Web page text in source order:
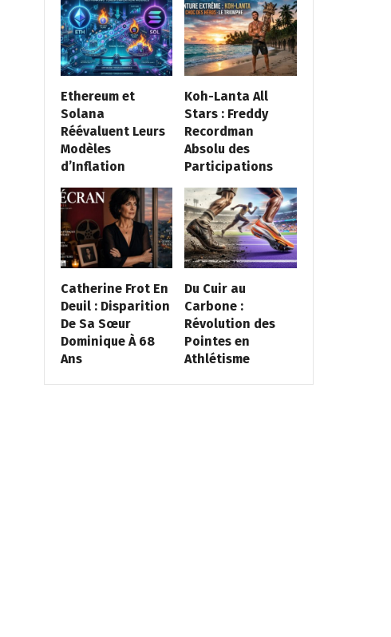
Ethereum et
Solana
Réévaluent Leurs
Modèles
d’Inflation
Koh-Lanta All
Stars : Freddy
Recordman
Absolu des
Participations
Catherine Frot En
Deuil : Disparition
De Sa Sœur
Dominique À 68
Ans
Du Cuir au
Carbone :
Révolution des
Pointes en
Athlétisme